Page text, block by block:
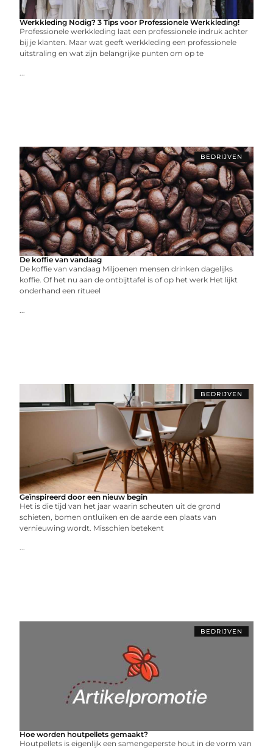
Werkkleding Nodig? 3 Tips voor Professionele Werkkleding!
Professionele werkkleding laat een professionele indruk achter
bij je klanten. Maar wat geeft werkkleding een professionele
uitstraling en wat zijn belangrijke punten om op te
...
BEDRIJVEN
De koffie van vandaag
De koffie van vandaag Miljoenen mensen drinken dagelijks
koffie. Of het nu aan de ontbijttafel is of op het werk Het lijkt
onderhand een ritueel
...
BEDRIJVEN
Geïnspireerd door een nieuw begin
Het is die tijd van het jaar waarin scheuten uit de grond
schieten, bomen ontluiken en de aarde een plaats van
vernieuwing wordt. Misschien betekent
...
BEDRIJVEN
Hoe worden houtpellets gemaakt?
Houtpellets is eigenlijk een samengeperste hout in de vorm van